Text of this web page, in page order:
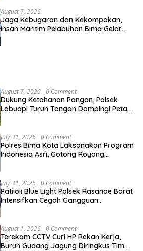
August 7, 2026
Jaga Kebugaran dan Kekompakan,
Insan Maritim Pelabuhan Bima Gelar
August 7, 2026 0 Comment
Dukung Ketahanan Pangan, Polsek
Labuapi Turun Tangan Dampingi Petani
July 31, 2026 0 Comment
Polres Bima Kota Laksanakan Program
Indonesia Asri, Gotong Royong
July 31, 2026 0 Comment
Patroli Blue Light Polsek Rasanae Barat
Intensifkan Cegah Gangguan
August 1, 2026 0 Comment
Terekam CCTV Curi HP Rekan Kerja,
Buruh Gudang Jagung Diringkus Tim